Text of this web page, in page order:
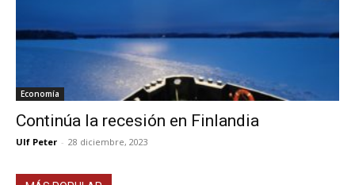
Economía
Continúa la recesión en Finlandia
Ulf Peter - 28 diciembre, 2023